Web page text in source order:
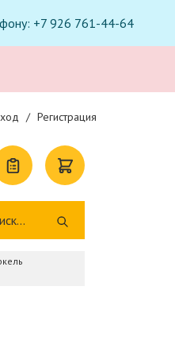
+7 926 761-44-64
/ Регистрация